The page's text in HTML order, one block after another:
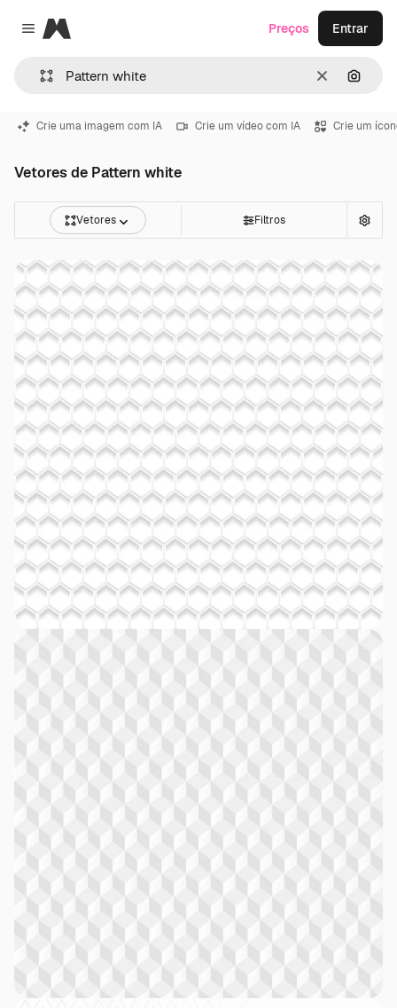
Close menu
Magnific
Limpar
Preços Entrar
Crie uma imagem com IA Crie um vídeo com IA Crie um
Vetores de Pattern white
Vetores Filtros